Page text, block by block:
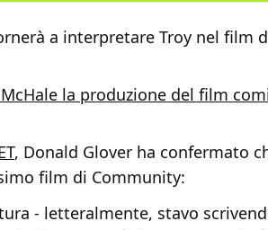
a interpretare Troy nel film
la produzione del film
, Donald Glover ha confermato
film di Community:
- letteralmente, stavo